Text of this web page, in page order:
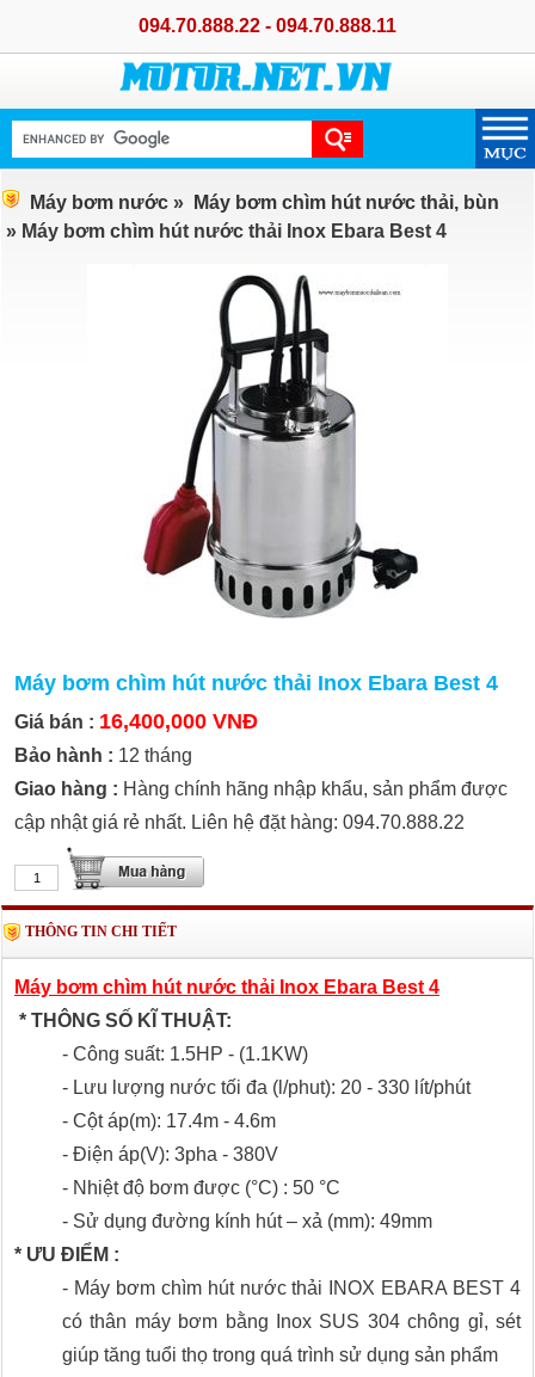
094.70.888.22 - 094.70.888.11
Máy bơm nước »
Máy bơm chìm hút nước thải, bùn
» Máy bơm chìm hút nước thải Inox Ebara Best 4
Máy bơm chìm hút nước thải Inox Ebara Best 4
Giá bán : 16,400,000 VNĐ
Bảo hành : 12 tháng
Giao hàng : Hàng chính hãng nhập khẩu, sản phẩm được
cập nhật giá rẻ nhất. Liên hệ đặt hàng: 094.70.888.22
THÔNG TIN CHI TIẾT
Máy bơm chìm hút nước thải Inox Ebara Best 4
* THÔNG SỐ KĨ THUẬT:
- Công suất: 1.5HP - (1.1KW)
- Lưu lượng nước tối đa (l/phut): 20 - 330 lít/phút
- Cột áp(m): 17.4m - 4.6m
- Điện áp(V): 3pha - 380V
- Nhiệt độ bơm được (°C) : 50 °C
- Sử dụng đường kính hút – xả (mm): 49mm
* ƯU ĐIỂM :
- Máy bơm chìm hút nước thải INOX EBARA BEST 4
có thân máy bơm bằng Inox SUS 304 chông gỉ, sét
giúp tăng tuổi thọ trong quá trình sử dụng sản phẩm